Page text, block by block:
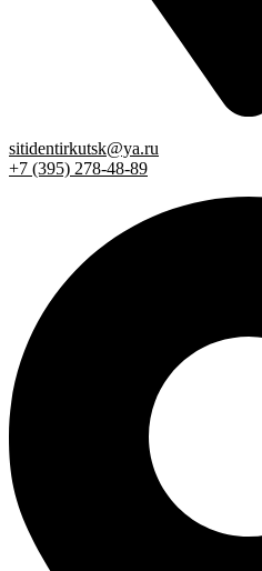
sitidentirkutsk@ya.ru
+7 (395) 278-48-89